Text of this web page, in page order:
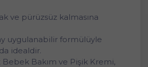
ve pürüzsüz kalmasına
uygulanabilir formülüyle
idealdir.
Bakım ve Pişik Kremi,